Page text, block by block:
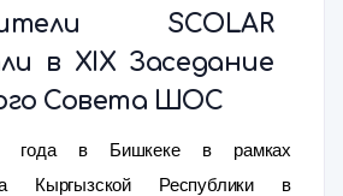
SCOLAR
в XIX Заседание
Совета ШОС
года в Бишкеке в рамках
Кыргызской Республики в